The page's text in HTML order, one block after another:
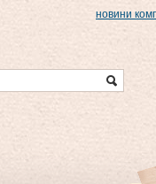
новини